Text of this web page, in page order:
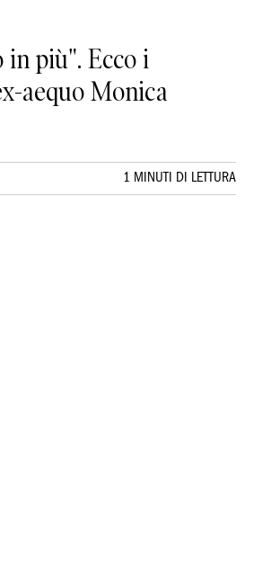
in più". Ecco i
aequo Monica
1 MINUTI DI LETTURA